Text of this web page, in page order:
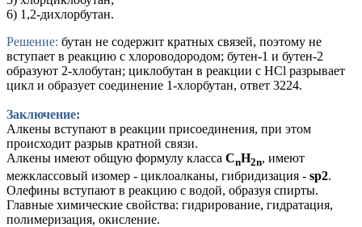
6) 1,2-дихлорбутан.
Решение: бутан не содержит кратных связей, поэтому не
вступает в реакцию с хлороводородом; бутен-1 и бутен-2
образуют 2-хлобутан; циклобутан в реакции с HCl разрывает
цикл и образует соединение 1-хлорбутан, ответ 3224.
Заключение:
Алкены вступают в реакции присоединения, при этом
происходит разрыв кратной связи.
Алкены имеют общую формулу класса CnH2n, имеют
межклассовый изомер - циклоалканы, гибридизация - sp2.
Олефины вступают в реакцию с водой, образуя спирты.
Главные химические свойства: гидрирование, гидратация,
полимеризация, окисление.